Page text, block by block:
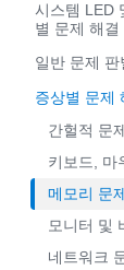
시스템 LED
별 문제 해결
일반 문제 판
증상별 문제
간헐적 문
키보드, 마
메모리 문
모니터 및
네트워크